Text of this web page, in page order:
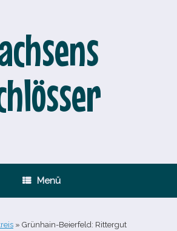
Menü
» Grünhain-​Beierfeld: Rittergut